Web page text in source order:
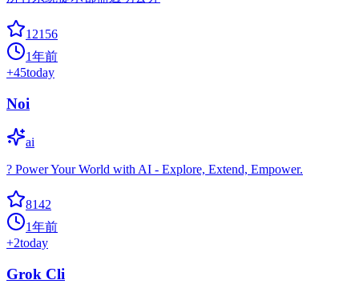
12156
1年前
+45today
Noi
ai
? Power Your World with AI - Explore, Extend, Empower.
8142
1年前
+2today
Grok Cli